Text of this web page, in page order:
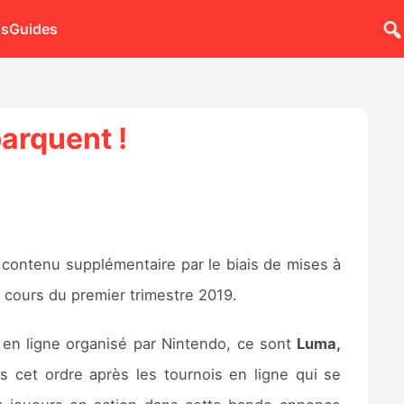
Guides
!
supplémentaire par le biais de mises à
du premier trimestre 2019.
ligne organisé par Nintendo, ce sont Luma,
cet ordre après les tournois en ligne qui se